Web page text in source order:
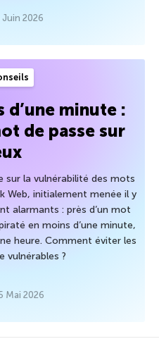
Juin 2026
d’une minute :
de passe sur
sur la vulnérabilité des mots
Web, initialement menée il y
alarmants : près d’un mot
en moins d’une minute,
heure. Comment éviter les
vulnérables ?
Mai 2026